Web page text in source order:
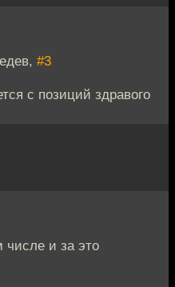
#3
с позиций здравого
и за это